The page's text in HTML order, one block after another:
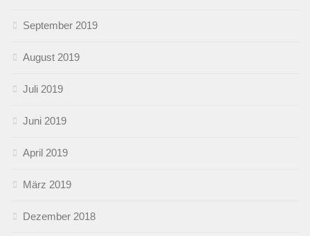
September 2019
August 2019
Juli 2019
Juni 2019
April 2019
März 2019
Dezember 2018